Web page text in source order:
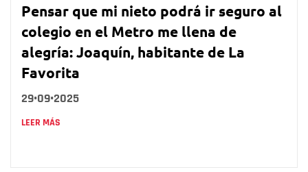
Pensar que mi nieto podrá ir seguro al
colegio en el Metro me llena de
alegría: Joaquín, habitante de La
Favorita
29•09•2025
LEER MÁS